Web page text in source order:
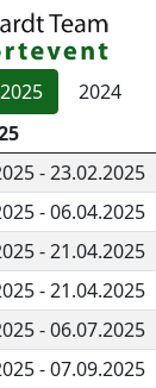
2025 2024
- 23.02.2025
- 06.04.2025
- 21.04.2025
- 21.04.2025
- 06.07.2025
- 07.09.2025